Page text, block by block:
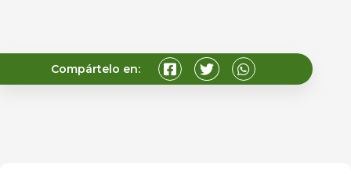
Compártelo en: